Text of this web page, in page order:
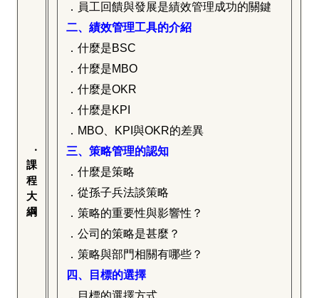
‧
課
程
大
綱
．員工回饋與發展是績效管理成功的關鍵
二、績效管理工具的介紹
．什麼是BSC
．什麼是MBO
．什麼是OKR
．什麼是KPI
．MBO、KPI與OKR的差異
三、策略管理的認知
．什麼是策略
．從孫子兵法談策略
．策略的重要性與影響性？
．公司的策略是甚麼？
．策略與部門相關有哪些？
四、目標的選擇